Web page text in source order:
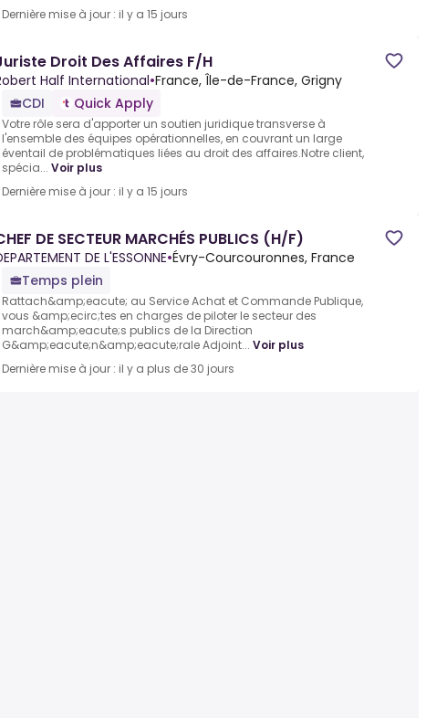
Dernière mise à jour : il y a 15 jours
Droit Des Affaires F/H
Half International•France, Île-de-France, Grigny
CDI
Quick Apply
Votre rôle sera d'apporter un soutien juridique transverse à
l'ensemble des équipes opérationnelles, en couvrant un large
éventail de problématiques liées au droit des affaires.Notre client,
spécia... Voir plus
Dernière mise à jour : il y a 15 jours
DE SECTEUR MARCHÉS PUBLICS (H/F)
DE L'ESSONNE•Évry-Courcouronnes, France
Temps plein
Rattach&amp;eacute; au Service Achat et Commande Publique,
vous &amp;ecirc;tes en charges de piloter le secteur des
march&amp;eacute;s publics de la Direction
G&amp;eacute;n&amp;eacute;rale Adjoint... Voir plus
Dernière mise à jour : il y a plus de 30 jours